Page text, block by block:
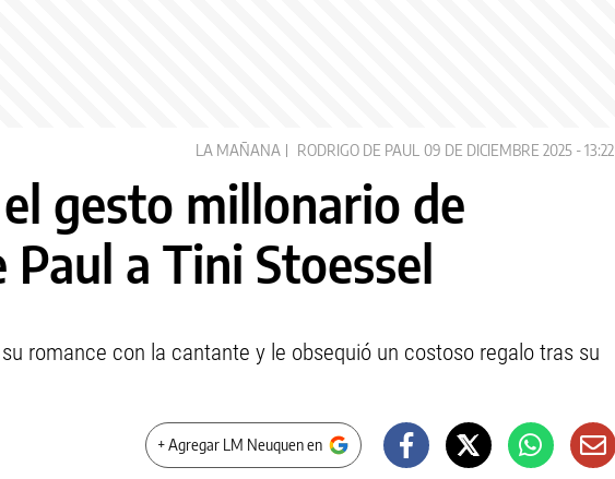
LA MAÑANA RODRIGO DE PAUL 09 DE DICIEMBRE 2025 - 13:22
gesto millonario de
Paul a Tini Stoessel
romance con la cantante y le obsequió un costoso regalo tras su
+ Agregar LM Neuquen en